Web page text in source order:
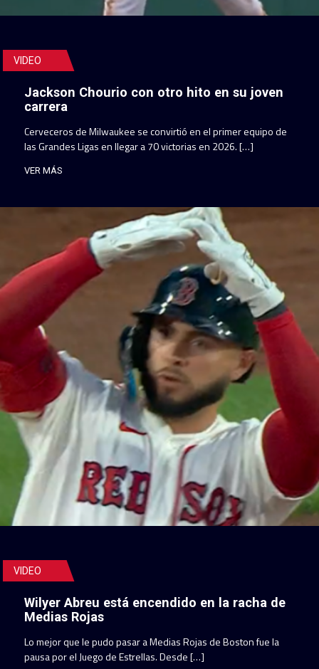
VIDEO
Jackson Chourio con otro hito en su joven
carrera
Cerveceros de Milwaukee se convirtió en el primer equipo de
las Grandes Ligas en llegar a 70 victorias en 2026. […]
VER MÁS
VIDEO
Wilyer Abreu está encendido en la racha de
Medias Rojas
Lo mejor que le pudo pasar a Medias Rojas de Boston fue la
pausa por el Juego de Estrellas. Desde […]